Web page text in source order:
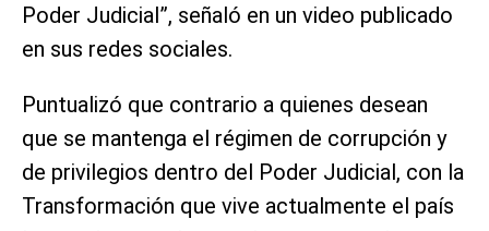
Poder Judicial”, señaló en un video publicado
en sus redes sociales.
Puntualizó que contrario a quienes desean
que se mantenga el régimen de corrupción y
de privilegios dentro del Poder Judicial, con la
Transformación que vive actualmente el país